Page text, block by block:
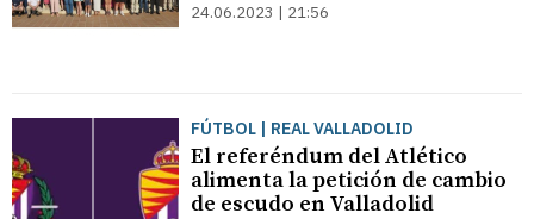
24.06.2023 | 21:56
FÚTBOL | REAL VALLADOLID
El referéndum del Atlético
alimenta la petición de cambio
de escudo en Valladolid